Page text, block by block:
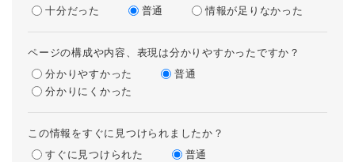
十分だった
普通 情報が足りなかった
ページの構成や内容、表現は分かりやすかったですか？
分かりやすかった
普通
分かりにくかった
この情報をすぐに見つけられましたか？
すぐに見つけられた
普通